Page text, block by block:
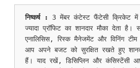
निष्कर्ष : 3 मेंबर कंटेस्ट फैंटेसी क्रिकेट
ज्यादा प्रॉफिट का शानदार मौका देता है।
एनालिसिस, रिस्क मैनेजमेंट और विनिंग
आप अपने बजट को सुरक्षित रखते हुए
हैं। याद रखें, डिसिप्लिन और कंसिस्टेंसी